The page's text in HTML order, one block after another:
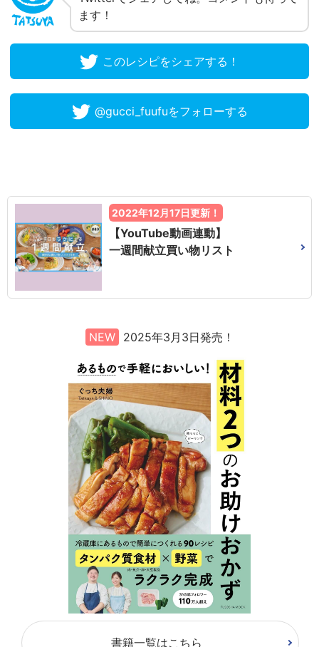
ます！
このレシピをシェアする！
@gucci_fuufuをフォローする
2022年12月17日更新！
【YouTube動画連動】
一週間献立買い物リスト
NEW 2025年3月3日発売！
書籍一覧はこちら